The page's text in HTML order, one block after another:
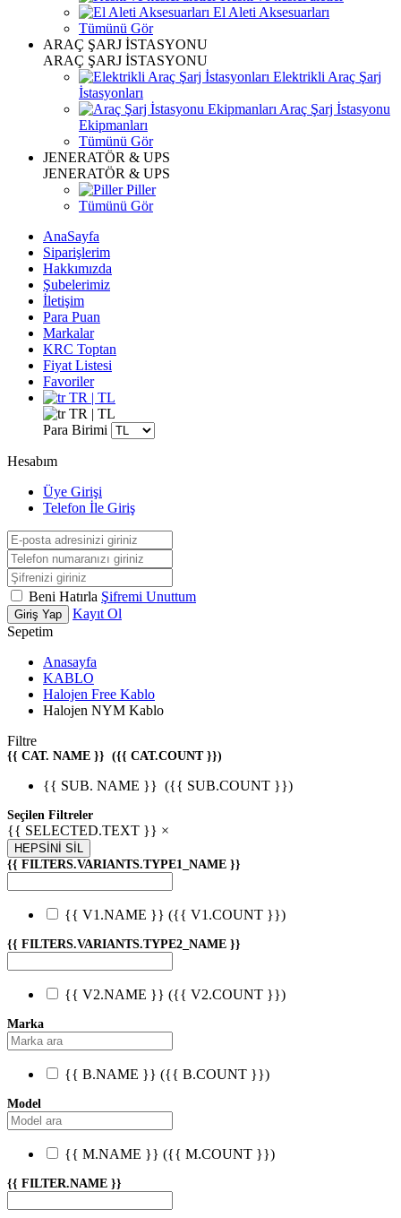
El Aleti Aksesuarları
Tümünü Gör
ARAÇ ŞARJ İSTASYONU
ARAÇ ŞARJ İSTASYONU
Elektrikli Araç Şarj
İstasyonları
Araç Şarj İstasyonu
Ekipmanları
Tümünü Gör
JENERATÖR & UPS
JENERATÖR & UPS
Piller
Tümünü Gör
AnaSayfa
Siparişlerim
Hakkımızda
Şubelerimiz
İletişim
Para Puan
Markalar
KRC Toptan
Fiyat Listesi
Favoriler
TR | TL
TR | TL
Para Birimi
Hesabım
Üye Girişi
Telefon İle Giriş
Beni Hatırla Şifremi Unuttum
Giriş Yap
Kayıt Ol
Sepetim
Anasayfa
KABLO
Halojen Free Kablo
Halojen NYM Kablo
Filtre
{{ CAT. NAME }} ({{ CAT.COUNT }})
{{ SUB. NAME }} ({{ SUB.COUNT }})
Seçilen Filtreler
{{ SELECTED.TEXT }} ×
HEPSİNİ SİL
{{ FILTERS.VARIANTS.TYPE1_NAME }}
{{ V1.NAME }} ({{ V1.COUNT }})
{{ FILTERS.VARIANTS.TYPE2_NAME }}
{{ V2.NAME }} ({{ V2.COUNT }})
Marka
{{ B.NAME }} ({{ B.COUNT }})
Model
{{ M.NAME }} ({{ M.COUNT }})
{{ FILTER.NAME }}